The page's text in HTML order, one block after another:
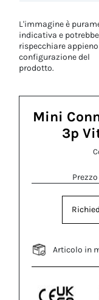
L'immagine è
indicativa e
rispecchiare
configurazione del
prodotto.
Mini
3p
Articolo in